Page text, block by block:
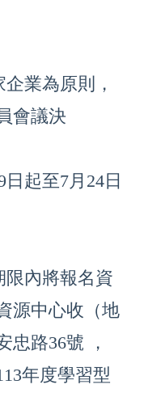
業為原則，
會議決
起至7月24日
限內將報名資
源中心收（地
忠路36號 ，
年度學習型